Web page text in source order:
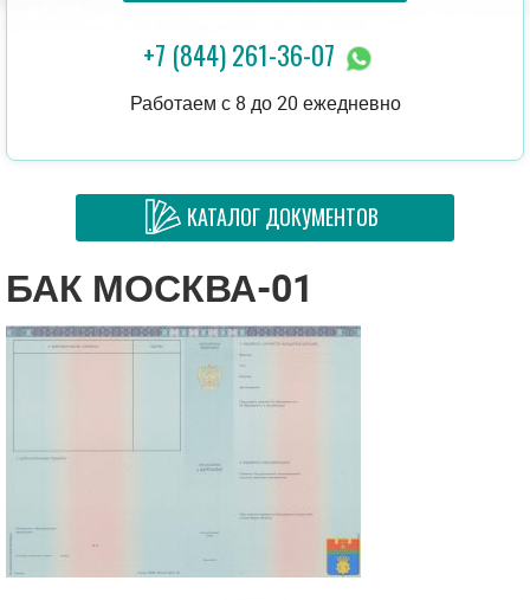
+7 (844) 261-36-07
Работаем с 8 до 20 ежедневно
КАТАЛОГ ДОКУМЕНТОВ
БАК МОСКВА-01